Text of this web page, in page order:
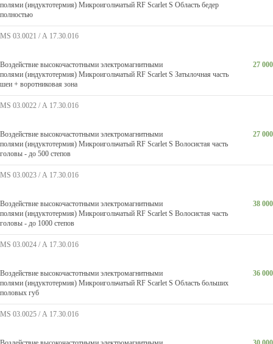
полями (индуктотермия) Микроигольчатый RF Scarlet S Область бедер
полностью
MS 03.0021 / А 17.30.016
Воздействие высокочастотными электромагнитными
полями (индуктотермия) Микроигольчатый RF Scarlet S Затылочная часть
шеи + воротниковая зона
27 000
MS 03.0022 / А 17.30.016
Воздействие высокочастотными электромагнитными
полями (индуктотермия) Микроигольчатый RF Scarlet S Волосистая часть
головы - до 500 степов
27 000
MS 03.0023 / А 17.30.016
Воздействие высокочастотными электромагнитными
полями (индуктотермия) Микроигольчатый RF Scarlet S Волосистая часть
головы - до 1000 степов
38 000
MS 03.0024 / А 17.30.016
Воздействие высокочастотными электромагнитными
полями (индуктотермия) Микроигольчатый RF Scarlet S Область больших
половых губ
36 000
MS 03.0025 / А 17.30.016